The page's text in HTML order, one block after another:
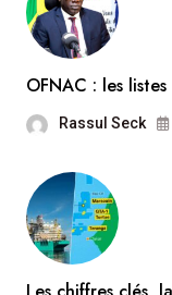
OFNAC : les
Rassul Seck